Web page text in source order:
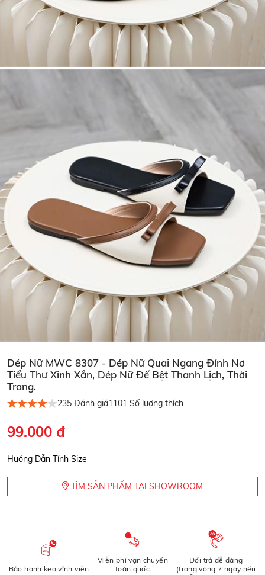
Dép Nữ MWC 8307 - Dép Nữ Quai Ngang Đính Nơ
Tiểu Thư Xinh Xắn, Dép Nữ Đế Bệt Thanh Lịch, Thời
Trang.
235 Đánh giá1101 Số lượng thích
99.000 đ
Hướng Dẫn Tính Size
TÌM SẢN PHẨM TẠI SHOWROOM
Bảo hành keo vĩnh viễn
Miễn phí vận chuyển
toàn quốc
Đổi trả dễ dàng
(trong vòng 7 ngày nếu